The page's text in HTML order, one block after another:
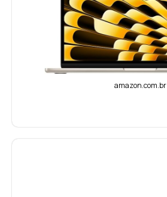
amazon.com.br